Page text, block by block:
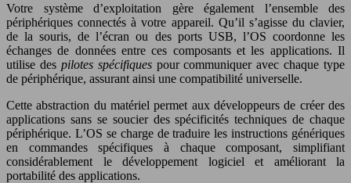
Votre système d’exploitation gère également l’ensemble des
périphériques connectés à votre appareil. Qu’il s’agisse du clavier,
de la souris, de l’écran ou des ports USB, l’OS coordonne les
échanges de données entre ces composants et les applications. Il
utilise des pilotes spécifiques pour communiquer avec chaque type
de périphérique, assurant ainsi une compatibilité universelle.
Cette abstraction du matériel permet aux développeurs de créer des
applications sans se soucier des spécificités techniques de chaque
périphérique. L’OS se charge de traduire les instructions génériques
en commandes spécifiques à chaque composant, simplifiant
considérablement le développement logiciel et améliorant la
portabilité des applications.